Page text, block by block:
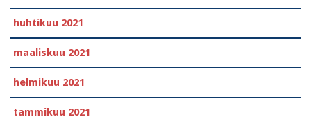
huhtikuu 2021
maaliskuu 2021
helmikuu 2021
tammikuu 2021